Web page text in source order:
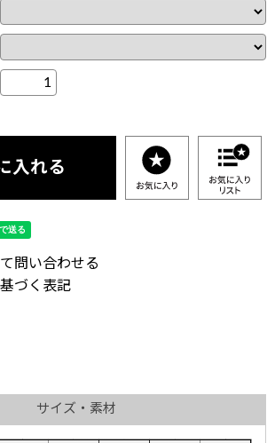
問い合わせる
づく表記
サイズ・素材